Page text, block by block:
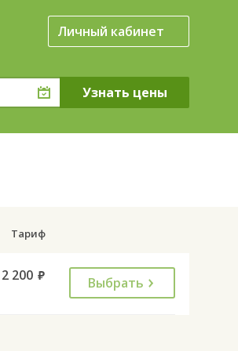
Личный кабинет
Тариф
2 200 руб. Выбрать